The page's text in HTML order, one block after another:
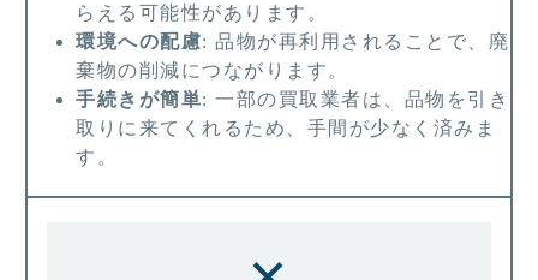
らえる可能性があります。
環境への配慮: 品物が再利用されることで、廃
棄物の削減につながります。
手続きが簡単: 一部の買取業者は、品物を引き
取りに来てくれるため、手間が少なく済みま
す。